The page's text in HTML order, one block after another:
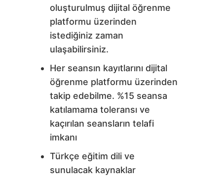
oluşturulmuş dijital öğrenme
platformu üzerinden
istediğiniz zaman
ulaşabilirsiniz.
Her seansın kayıtlarını dijital
öğrenme platformu üzerinden
takip edebilme. %15 seansa
katılamama toleransı ve
kaçırılan seansların telafi
imkanı
Türkçe eğitim dili ve
sunulacak kaynaklar